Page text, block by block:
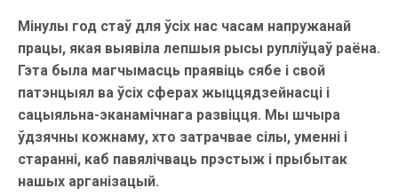
Мінулы год стаў для ўсіх нас часам напружанай
працы, якая выявіла лепшыя рысы рупліўцаў раёна.
Гэта была магчымасць праявіць сябе і свой
патэнцыял ва ўсіх сферах жыццядзейнасці і
сацыяльна-эканамічнага развіцця. Мы шчыра
ўдзячны кожнаму, хто затрачвае сілы, уменні і
старанні, каб павялічваць прэстыж і прыбытак
нашых арганізацый.